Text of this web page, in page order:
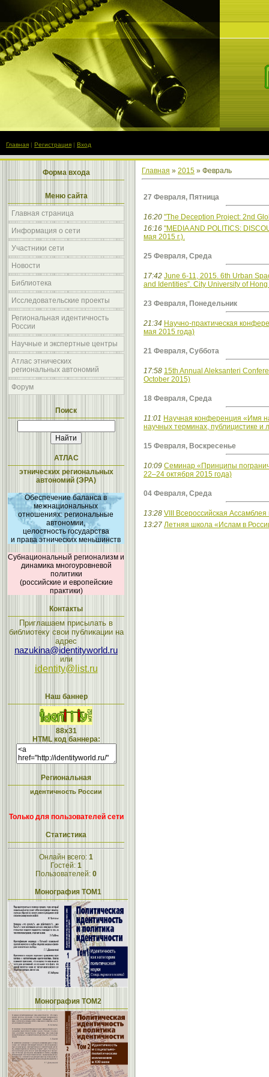
Главная | Регистрация | Вход
Форма входа
Меню сайта
Главная страница
Информация о сети
Участники сети
Новости
Библиотека
Исследовательские проекты
Региональная идентичность
России
Научные и экспертные центры
Атлас этнических
региональных автономий
Форум
Поиск
АТЛАС
этнических региональных
автономий (ЭРА)
Обеспечение баланса в
межнациональных
отношениях: региональные
автономии,
целостность государства
и права этнических меньшинств
Субнациональный регионализм и
динамика многоуровневой
политики
(российские и европейские
практики)
Контакты
Приглашаем присылать в
библиотеку свои публикации на
адрес
nazukina@identityworld.ru
или
identity@list.ru
Наш баннер
88x31
HTML код баннера:
Региональная
идентичность России
Только для пользователей сети
Статистика
Онлайн всего: 1
Гостей: 1
Пользователей: 0
Монография ТОМ1
Монография ТОМ2
Главная » 2015 » Февраль
27 Февраля, Пятница
16:20 "The Deception Project: 2nd
16:16 "MEDIA AND POLITICS:
мая 2015 г.).
25 Февраля, Среда
17:42 June 6-11, 2015. 6th Urban
and Identities”. City University of
23 Февраля, Понедельник
21:34 Научно-практическая
мая 2015 года)
21 Февраля, Суббота
17:58 15th Annual Aleksanteri
October 2015)
18 Февраля, Среда
11:01 Научная конференция «Имя
научных терминах, публицистике и
15 Февраля, Воскресенье
10:09 Семинар «Принципы
22–24 октября 2015 года)
04 Февраля, Среда
13:28 VIII Всероссийская
13:27 Летняя школа «Ислам в